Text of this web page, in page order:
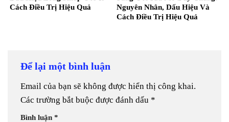
Cách Điều Trị Hiệu Quả
Nguyên Nhân, Dấu Hiệu Và
Cách Điều Trị Hiệu Quả
Để lại một bình luận
Email của bạn sẽ không được hiển thị công khai.
Các trường bắt buộc được đánh dấu *
Bình luận *